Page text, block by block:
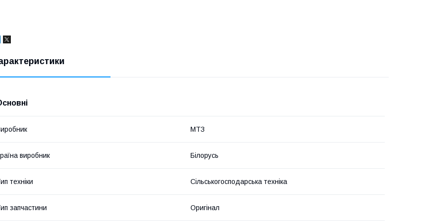
МТЗ
виробник Білорусь
техніки Сільськогосподарська техніка
запчастини Оригінал